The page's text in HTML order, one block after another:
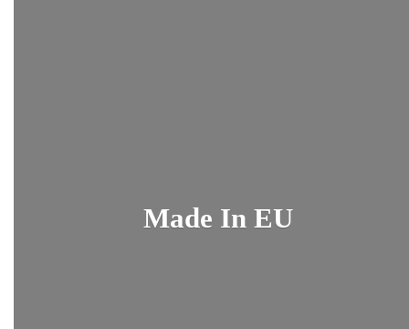
Made In EU